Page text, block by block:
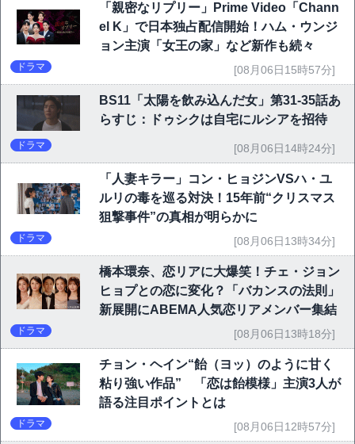
「親密なリプリー」Prime Video「Chann
el K」で日本独占配信開始！ハム・ウンジ
ョン主演「女王の家」など新作も続々
ドラマ [08月06日15時57分]
BS11「太陽を飲み込んだ女」第31-35話あ
らすじ：ドゥシクは自宅にルシアを招待
ドラマ [08月06日14時24分]
「人妻キラー」コン・ヒョジンVSハ・ユ
ルリの毒を巡る対決！15年前“クリスマス
狙撃事件”の真相が明らかに
ドラマ [08月06日13時34分]
橋本環奈、恋リアに大爆笑！チェ・ジョン
ヒョプとの恋に変化？「バカンスの法則」
新展開にABEMA人気恋リアメンバー集結
ドラマ [08月06日13時18分]
チョン・ヘイン“飴（ヨッ）のように甘く
粘り強い作品” 「恋は飴模様」主演3人が
語る注目ポイントとは
ドラマ [08月06日12時57分]